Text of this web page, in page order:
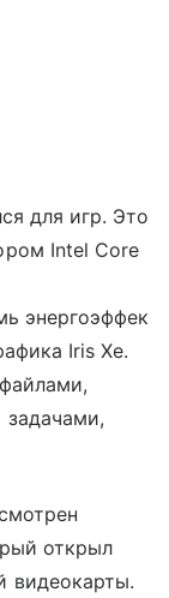
для игр. Это
Intel Core
энергоэффек
Iris Xe.
открыл
видеокарты.